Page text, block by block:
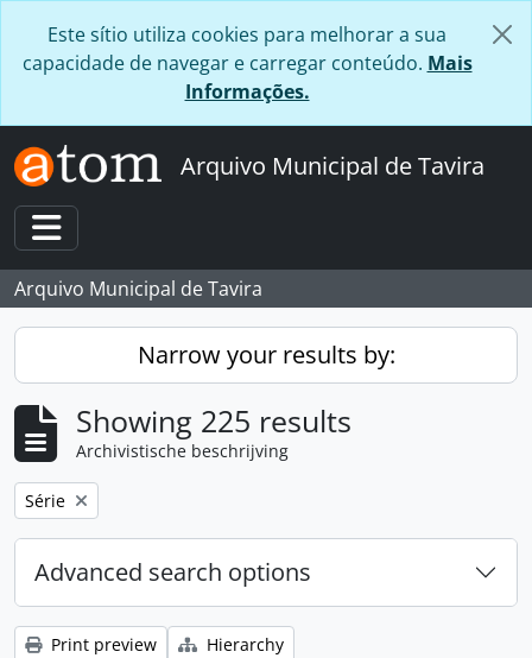
Este sítio utiliza cookies para melhorar a sua
capacidade de navegar e carregar conteúdo. Mais
Informações.
Arquivo Municipal de Tavira
Toggle navigation
Arquivo Municipal de Tavira
Narrow your results by:
Showing 225 results
Archivistische beschrijving
Remove filter:
Série
Advanced search options
Print preview
Hierarchy